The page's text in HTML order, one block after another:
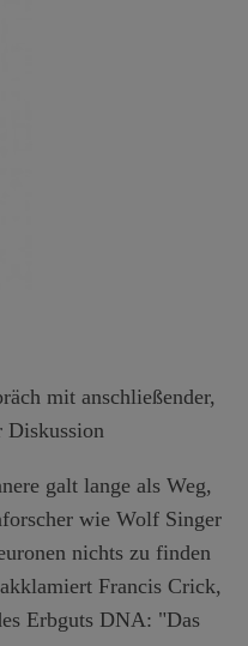
mit anschließender,
Diskussion
galt lange als Weg,
wie Wolf Singer
nichts zu finden
Francis Crick,
Erbguts DNA: "Das